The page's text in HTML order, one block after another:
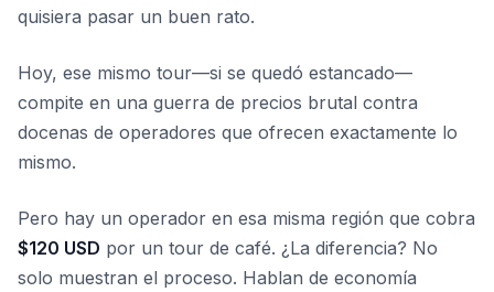
quisiera pasar un buen rato.
Hoy, ese mismo tour—si se quedó estancado—
compite en una guerra de precios brutal contra
docenas de operadores que ofrecen exactamente lo
mismo.
Pero hay un operador en esa misma región que cobra
$120 USD por un tour de café. ¿La diferencia? No
solo muestran el proceso. Hablan de economía